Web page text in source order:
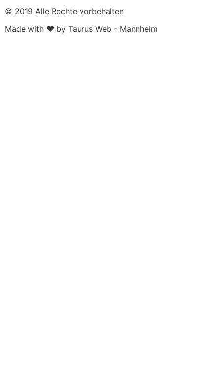
© 2019 Alle Rechte vorbehalten
Made with ❤ by Taurus Web - Mannheim